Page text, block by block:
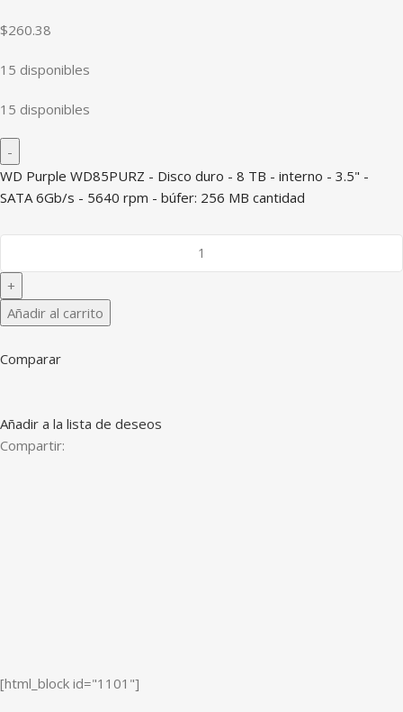
$260.38
15 disponibles
15 disponibles
WD Purple WD85PURZ - Disco duro - 8 TB - interno - 3.5" -
SATA 6Gb/s - 5640 rpm - búfer: 256 MB cantidad
Añadir al carrito
Comparar
Añadir a la lista de deseos
Compartir:
[html_block id="1101"]